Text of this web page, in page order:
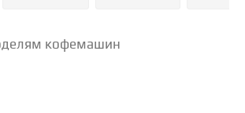
кофемашин